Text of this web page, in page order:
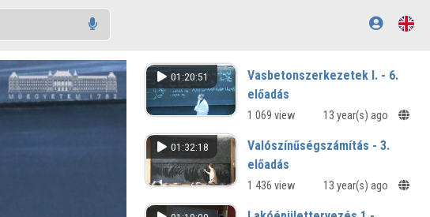
01:20:51
Vasbetonszerkezetek I. - 6.
előadás
1 069 view 13 year(s) ago
01:32:18
Valószínűségszámítás - 3.
előadás
1 436 view 13 year(s) ago